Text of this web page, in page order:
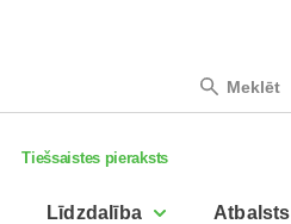
Meklēt
Tiešsaistes pieraksts
Līdzdalība Atbalsts